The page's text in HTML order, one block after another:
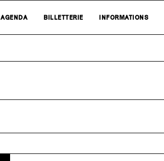
AGENDA BILLETTERIE INFORMATIONS